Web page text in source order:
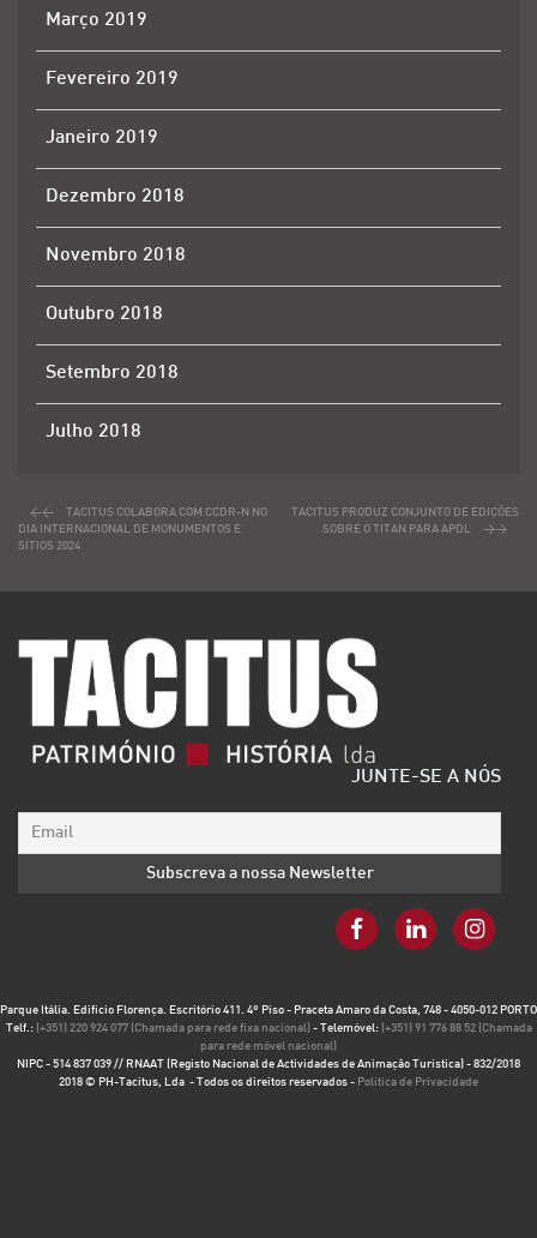
Março 2019
Fevereiro 2019
Janeiro 2019
Dezembro 2018
Novembro 2018
Outubro 2018
Setembro 2018
Julho 2018
TACITUS COLABORA COM CCDR-N NO
DIA INTERNACIONAL DE MONUMENTOS E
SÍTIOS 2024
TACITUS PRODUZ CONJUNTO DE EDIÇÕES
SOBRE O TITAN PARA APDL
JUNTE-SE A NÓS
Parque Itália. Edifício Florença. Escritório 411. 4º Piso - Praceta Amaro da Costa, 748 - 4050-012 PORTO
Telf.: (+351) 220 924 077 (Chamada para rede fixa nacional) - Telemóvel: (+351) 91 776 88 52 (Chamada
para rede móvel nacional)
NIPC - 514 837 039 // RNAAT (Registo Nacional de Actividades de Animação Turística) - 832/2018
2018 © PH-Tacitus, Lda - Todos os direitos reservados - Política de Privacidade